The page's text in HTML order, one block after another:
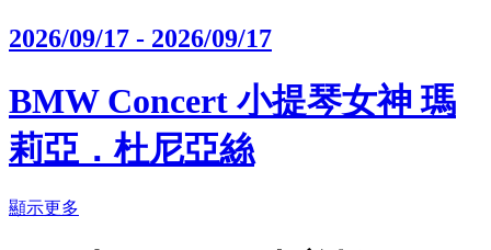
2026/09/17 - 2026/09/17
BMW Concert 小提琴女神 瑪
莉亞．杜尼亞絲
顯示更多